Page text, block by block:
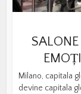
Milano, capitala
devine capitala